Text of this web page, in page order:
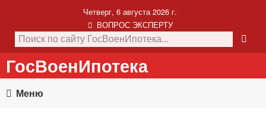
Четверг, 6 августа 2026 г.
ВОПРОС ЭКСПЕРТУ
ГосВоенИпотека
Меню